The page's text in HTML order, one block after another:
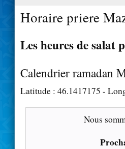
Horaire priere
Les heures de salat
Calendrier ramadan
Latitude : 46.1417175 -
Nous